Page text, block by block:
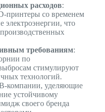
расходов:
принтеры со временем
электроэнергии, что
требованиям:
по
стимулируют
технологий.
компании, уделяющие
устойчивому
своего бренда